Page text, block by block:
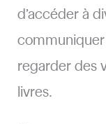
d’accéder à
regarder des
livres.